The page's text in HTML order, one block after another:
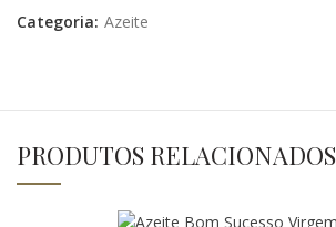
Categoria: Azeite
PRODUTOS RELACIONADOS